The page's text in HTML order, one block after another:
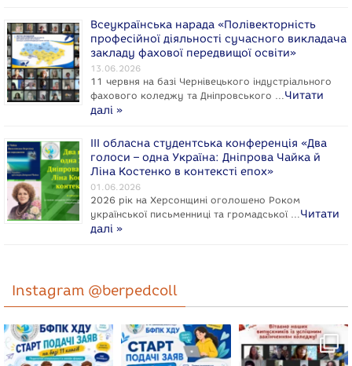
Всеукраїнська нарада «Полівекторність
професійної діяльності сучасного викладача
закладу фахової передвищої освіти»
13.06.2026
11 червня на базі Чернівецького індустріального
фахового коледжу та Дніпровського …Читати
далі »
ІІІ обласна студентська конференція «Два
голоси – одна Україна: Дніпрова Чайка й
Ліна Костенко в контексті епох»
01.06.2026
2026 рік на Херсонщині оголошено Роком
укpaїнcької письменниці та громадської …Читати
далі »
Instagram @berpedcoll